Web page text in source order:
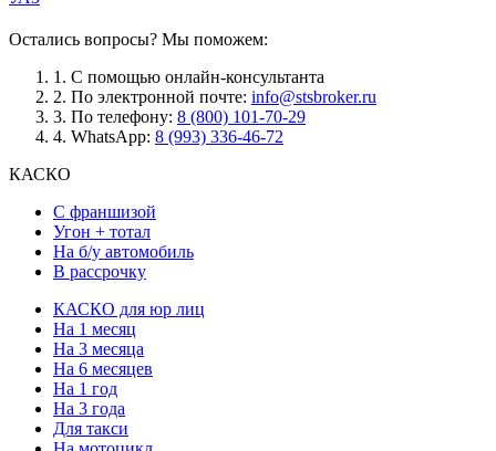
Остались вопросы? Мы поможем:
1. С помощью онлайн-консультанта
2. По электронной почте: info@stsbroker.ru
3. По телефону: 8 (800) 101-70-29
4. WhatsApp: 8 (993) 336-46-72
КАСКО
С франшизой
Угон + тотал
На б/у автомобиль
В рассрочку
КАСКО для юр лиц
На 1 месяц
На 3 месяца
На 6 месяцев
На 1 год
На 3 года
Для такси